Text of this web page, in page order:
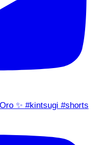
✨ #kintsugi #shorts